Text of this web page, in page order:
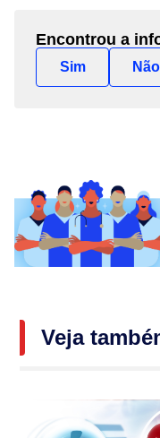
Encontrou a
Sim Não
Veja